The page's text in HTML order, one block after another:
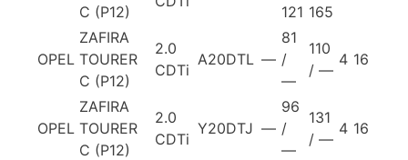
C (P12)
121 165
OPEL
ZAFIRA
TOURER
C (P12)
2.0
CDTi
A20DTL —
81
/
—
110
/ —
4 16
OPEL
ZAFIRA
TOURER
C (P12)
2.0
CDTi
Y20DTJ —
96
/
—
131
/ —
4 16